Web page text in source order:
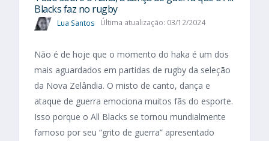
Blacks faz no rugby
Lua Santos Última atualização: 03/12/2024
Não é de hoje que o momento do haka é um dos
mais aguardados em partidas de rugby da seleção
da Nova Zelândia. O misto de canto, dança e
ataque de guerra emociona muitos fãs do esporte.
Isso porque o All Blacks se tornou mundialmente
famoso por seu “grito de guerra” apresentado